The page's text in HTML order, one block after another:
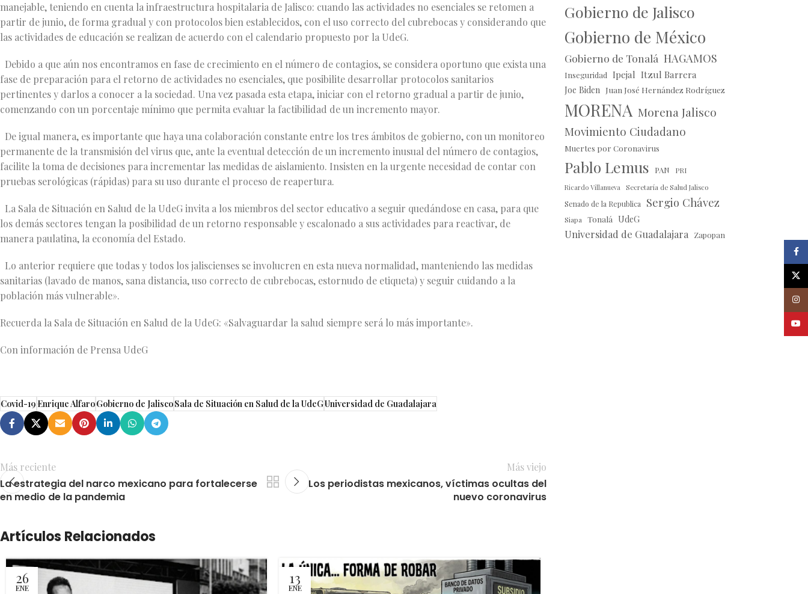
manejable, teniendo en cuenta la infraestructura hospitalaria de Jalisco: cuando las actividades no esenciales se retomen a
partir de junio, de forma gradual y con protocolos bien establecidos, con el uso correcto del cubrebocas y considerando que
las actividades de educación se realizan de acuerdo con el calendario propuesto por la UdeG.
Debido a que aún nos encontramos en fase de crecimiento en el número de contagios, se considera oportuno que exista una
fase de preparación para el retorno de actividades no esenciales, que posibilite desarrollar protocolos sanitarios
pertinentes y darlos a conocer a la sociedad. Una vez pasada esta etapa, iniciar con el retorno gradual a partir de junio,
comenzando con un porcentaje mínimo que permita evaluar la factibilidad de un incremento mayor.
De igual manera, es importante que haya una colaboración constante entre los tres ámbitos de gobierno, con un monitoreo
permanente de la transmisión del virus que, ante la eventual detección de un incremento inusual del número de contagios,
facilite la toma de decisiones para incrementar las medidas de aislamiento. Insisten en la urgente necesidad de contar con
pruebas serológicas (rápidas) para su uso durante el proceso de reapertura.
La Sala de Situación en Salud de la UdeG invita a los miembros del sector educativo a seguir quedándose en casa, para que
los demás sectores tengan la posibilidad de un retorno responsable y escalonado a sus actividades para reactivar, de
manera paulatina, la economía del Estado.
Lo anterior requiere que todas y todos los jaliscienses se involucren en esta nueva normalidad, manteniendo las medidas
sanitarias (lavado de manos, sana distancia, uso correcto de cubrebocas, estornudo de etiqueta) y seguir cuidando a la
población más vulnerable».
Recuerda la Sala de Situación en Salud de la UdeG: «Salvaguardar la salud siempre será lo más importante».
Con información de Prensa UdeG
Covid-19Enrique AlfaroGobierno de JaliscoSala de Situación en Salud de la UdeGUniversidad de Guadalajara
Más reciente
La estrategia del narco mexicano para fortalecerse
en medio de la pandemia
Más viejo
Los periodistas mexicanos, víctimas ocultas del
nuevo coronavirus
Artículos Relacionados
26
ENE
13
ENE
Gobierno de Jalisco
Gobierno de México
Gobierno de Tonalá HAGAMOS
Inseguridad Ipejal Itzul Barrera
Joe Biden Juan José Hernández Rodríguez
MORENA Morena Jalisco
Movimiento Ciudadano
Muertes por Coronavirus
Pablo Lemus PAN PRI
Ricardo Villanueva Secretaría de Salud Jalisco
Senado de la Republica Sergio Chávez
Siapa Tonalá UdeG
Universidad de Guadalajara Zapopan